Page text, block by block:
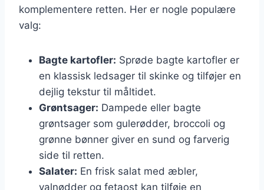
komplementere retten. Her er nogle populære
valg:
Bagte kartofler: Sprøde bagte kartofler er
en klassisk ledsager til skinke og tilføjer en
dejlig tekstur til måltidet.
Grøntsager: Dampede eller bagte
grøntsager som gulerødder, broccoli og
grønne bønner giver en sund og farverig
side til retten.
Salater: En frisk salat med æbler,
valnødder og fetaost kan tilføje en